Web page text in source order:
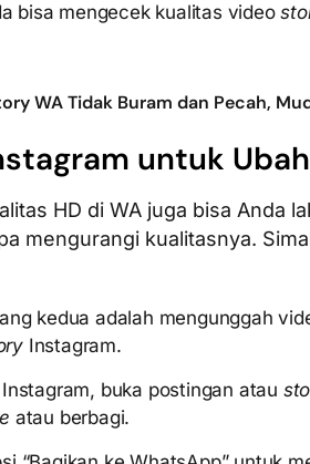
bisa mengecek kualitas video
WA Tidak Buram dan Pecah,
untuk
HD di WA juga bisa Anda
mengurangi kualitasnya.
kedua adalah mengunggah
Instagram.
buka postingan atau
atau berbagi.